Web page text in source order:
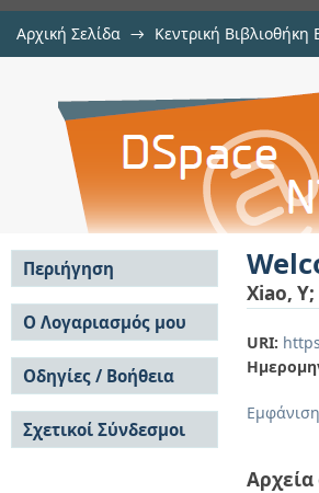
Αρχική Σελίδα → Κεντρική
Welcome message
Xiao, Y;
URI:
Αρχεία
Περιήγηση
Σε όλο το DSpace
Κοινότητες & Συλλογές
Ανά Ημερομηνία
Έκδοσης
Συγγραφείς
Τίτλοι
Θέματα
Ο Λογαριασμός μου
Σύνδεση
Εγγραφή
Οδηγίες / Βοήθεια
Οδηγίες Υποβολής
Οδηγίες Χρήσης ΙΑ
Συχνές Ερωτήσεις
Σχετικοί Σύνδεσμοι